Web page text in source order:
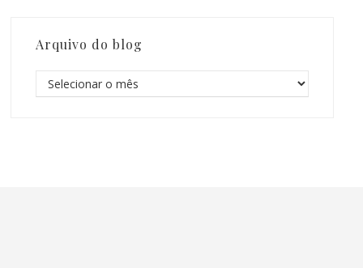
Arquivo do blog